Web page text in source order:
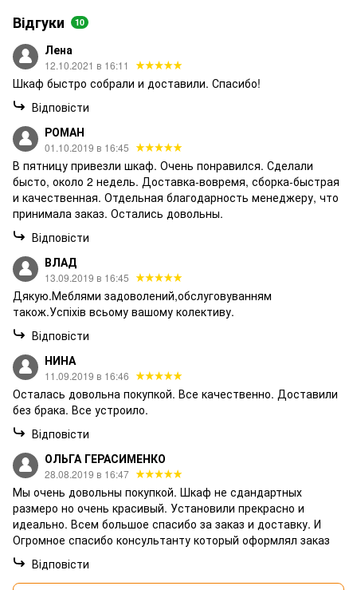
Відгуки 10
Лена
12.10.2021 в 16:11
Шкаф быстро собрали и доставили. Спасибо!
Відповісти
РОМАН
01.10.2019 в 16:45
В пятницу привезли шкаф. Очень понравился. Сделали
бысто, около 2 недель. Доставка-вовремя, сборка-быстрая
и качественная. Отдельная благодарность менеджеру, что
принимала заказ. Остались довольны.
Відповісти
ВЛАД
13.09.2019 в 16:45
Дякую.Меблями задоволений,обслуговуванням
також.Успіхів всьому вашому колективу.
Відповісти
НИНА
11.09.2019 в 16:46
Осталась довольна покупкой. Все качественно. Доставили
без брака. Все устроило.
Відповісти
ОЛЬГА ГЕРАСИМЕНКО
28.08.2019 в 16:47
Мы очень довольны покупкой. Шкаф не сдандартных
размеро но очень красивый. Установили прекрасно и
идеально. Всем большое спасибо за заказ и доставку. И
Огромное спасибо консультанту который оформлял заказ
Відповісти